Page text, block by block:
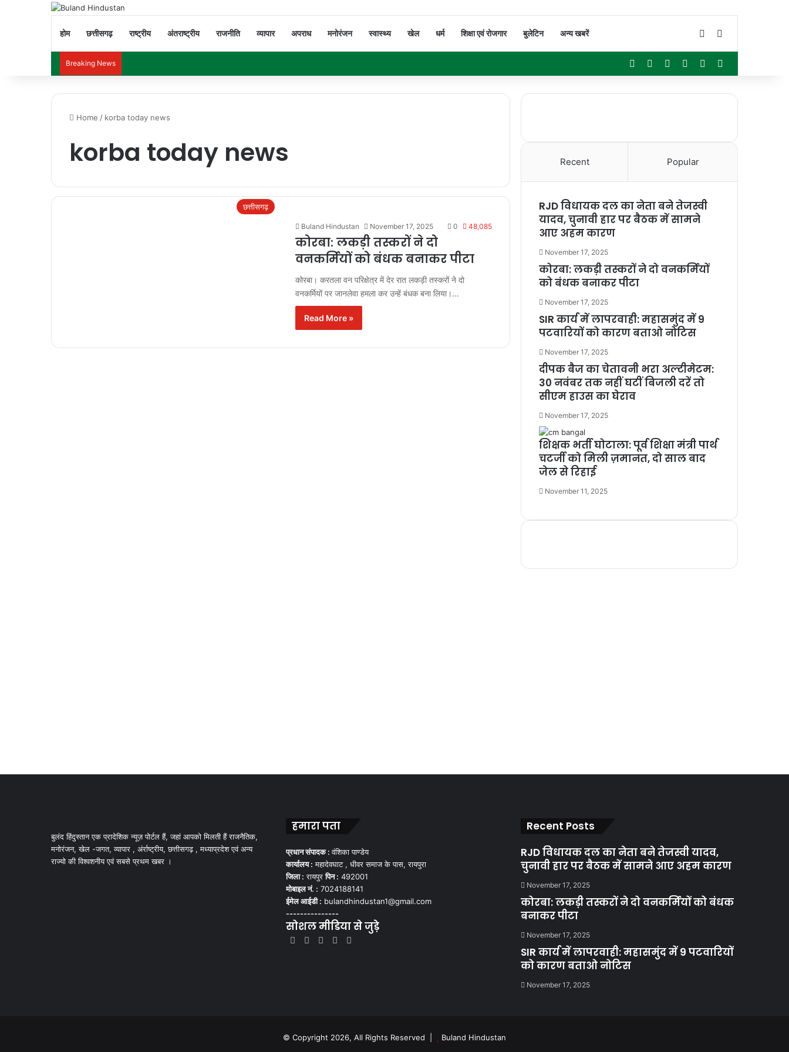
होम छत्तीसगढ़ राष्ट्रीय अंतराष्ट्रीय राजनीति व्यापार अपराध मनोरंजन स्वास्थ्य खेल धर्म शिक्षा एवं रोजगार बुलेटिन अन्य खबरें Switch skin
Breaking News Facebook YouTubeInstagramWhatsApp
Home / korba today news
korba today news
छत्तीसगढ़
Buland Hindustan November 17, 2025 0 48,085
कोरबा: लकड़ी तस्करों ने दो
वनकर्मियों को बंधक बनाकर पीटा
कोरबा। करतला वन परिक्षेत्र में देर रात लकड़ी तस्करों ने दो
वनकर्मियों पर जानलेवा हमला कर उन्हें बंधक बना लिया।…
Read More »
Recent Popular
RJD विधायक दल का नेता बने तेजस्वी
यादव, चुनावी हार पर बैठक में सामने
आए अहम कारण
November 17, 2025
कोरबा: लकड़ी तस्करों ने दो वनकर्मियों
को बंधक बनाकर पीटा
November 17, 2025
SIR कार्य में लापरवाही: महासमुंद में 9
पटवारियों को कारण बताओ नोटिस
November 17, 2025
दीपक बैज का चेतावनी भरा अल्टीमेटम:
30 नवंबर तक नहीं घटीं बिजली दरें तो
सीएम हाउस का घेराव
November 17, 2025
शिक्षक भर्ती घोटाला: पूर्व शिक्षा मंत्री पार्थ
चटर्जी को मिली ज़मानत, दो साल बाद
जेल से रिहाई
November 11, 2025
बुलंद हिंदुस्तान एक प्रादेशिक न्यूज़ पोर्टल हैं, जहां आपको मिलती हैं राजनैतिक,
मनोरंजन, खेल -जगत, व्यापार , अंर्राष्ट्रीय, छत्तीसगढ़ , मध्याप्रदेश एवं अन्य
राज्यो की विश्वशनीय एवं सबसे प्रथम खबर ।
हमारा पता
प्रधान संपादक :वंशिका पाण्डेय
कार्यालय : महादेवघाट , धीवर समाज के पास, रायपुरा
जिला : रायपुरपिन : 492001
मोबाइल नं. : 7024188141
ईमेल आईडी : bulandhindustan1@gmail.com
---------------
सोशल मीडिया से जुड़े
Facebook
X YouTubeInstagram
Recent Posts
RJD विधायक दल का नेता बने तेजस्वी यादव,
चुनावी हार पर बैठक में सामने आए अहम कारण
November 17, 2025
कोरबा: लकड़ी तस्करों ने दो वनकर्मियों को बंधक
बनाकर पीटा
November 17, 2025
SIR कार्य में लापरवाही: महासमुंद में 9 पटवारियों
को कारण बताओ नोटिस
November 17, 2025
© Copyright 2026, All Rights Reserved |
Buland Hindustan